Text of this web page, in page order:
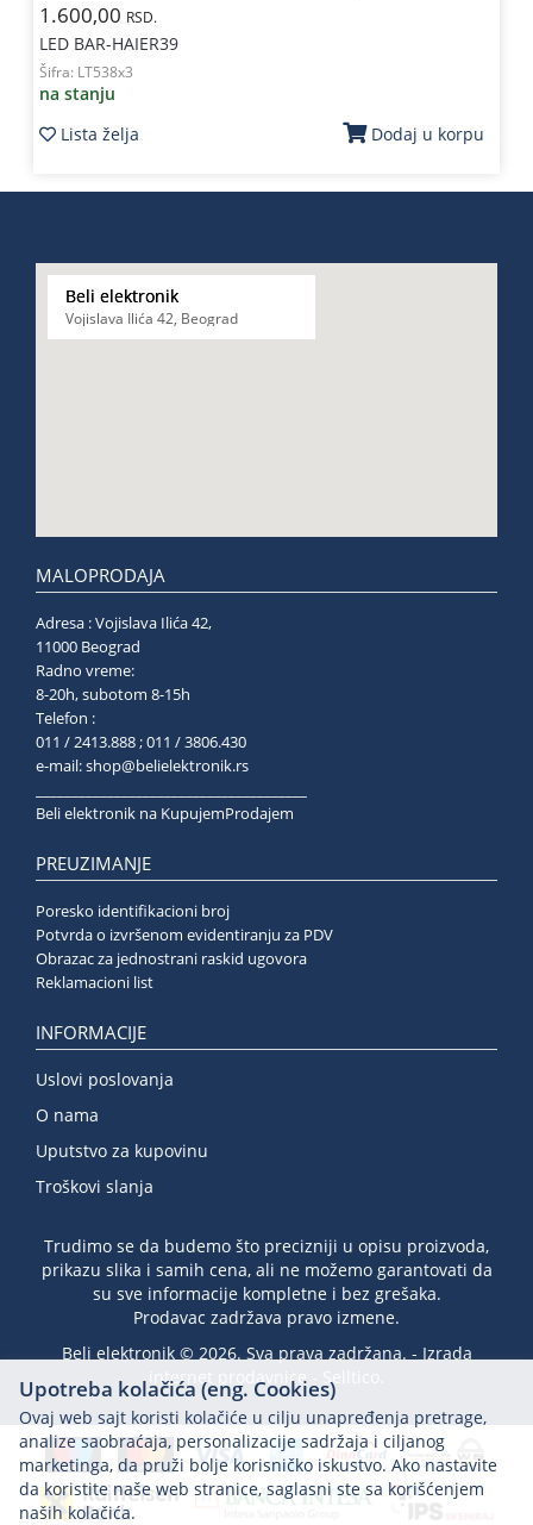
1.600,00 RSD.
LED BAR-HAIER39
Šifra: LT538x3
na stanju
Lista želja
Dodaj u korpu
Beli elektronik
Vojislava Ilića 42, Beograd
MALOPRODAJA
Adresa : Vojislava Ilića 42,
11000 Beograd
Radno vreme:
8-20h, subotom 8-15h
Telefon :
011 / 2413.888 ; 011 / 3806.430
e-mail:shop@belielektronik.rs
Beli elektronik na KupujemProdajem
PREUZIMANJE
Poresko identifikacioni broj
Potvrda o izvršenom evidentiranju za PDV
Obrazac za jednostrani raskid ugovora
Reklamacioni list
INFORMACIJE
Uslovi poslovanja
O nama
Uputstvo za kupovinu
Troškovi slanja
Trudimo se da budemo što precizniji u opisu proizvoda,
prikazu slika i samih cena, ali ne možemo garantovati da
su sve informacije kompletne i bez grešaka.
Prodavac zadržava pravo izmene.
Beli elektronik © 2026. Sva prava zadržana. - Izrada
internet prodavnice
Selltico.
Upotreba kolačića (eng. Cookies)
Ovaj web sajt koristi kolačiće u cilju unapređenja pretrage,
analize saobraćaja, personalizacije sadržaja i ciljanog
marketinga, da pruži bolje korisničko iskustvo. Ako nastavite
da koristite naše web stranice, saglasni ste sa korišćenjem
naših kolačića.